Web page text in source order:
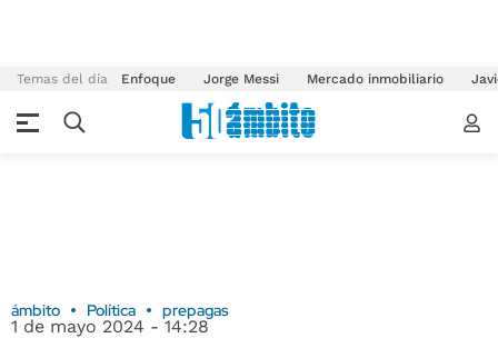
Temas del día Enfoque Jorge Messi Mercado inmobiliario
ámbito Política prepagas
1 de mayo 2024 - 14:28